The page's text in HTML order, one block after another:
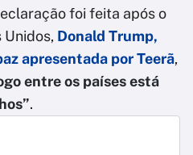
foi feita após o
Donald Trump,
apresentada por Teerã,
entre os países está
.